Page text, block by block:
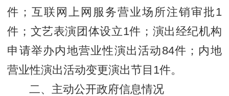
件；互联网上网服务营业场所注销审批1
件；文艺表演团体设立1件；演出经纪机构
申请举办内地营业性演出活动84件；内地
营业性演出活动变更演出节目1件。
二、主动公开政府信息情况